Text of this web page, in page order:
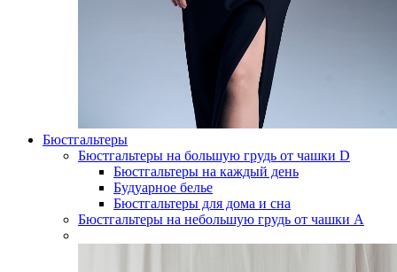
Бюстгальтеры
Бюстгальтеры на большую грудь от чашки D
Бюстгальтеры на каждый день
Будуарное белье
Бюстгальтеры для дома и сна
Бюстгальтеры на небольшую грудь от чашки А